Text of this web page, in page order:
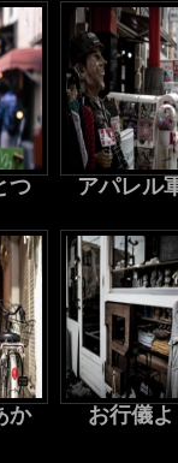
つ
アパレル
か
お行儀